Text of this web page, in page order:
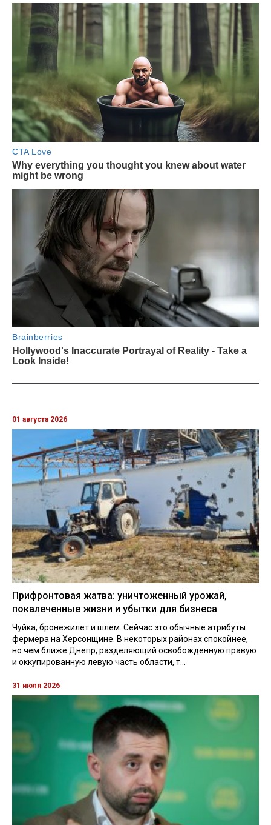
01 августа 2026
Прифронтовая жатва: уничтоженный урожай,
покалеченные жизни и убытки для бизнеса
Чуйка, бронежилет и шлем. Сейчас это обычные атрибуты
фермера на Херсонщине. В некоторых районах спокойнее,
но чем ближе Днепр, разделяющий освобожденную правую
и оккупированную левую часть области, т...
31 июля 2026